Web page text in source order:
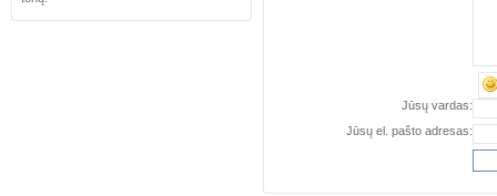
Jūsų vardas:
Jūsų el. pašto adresas: